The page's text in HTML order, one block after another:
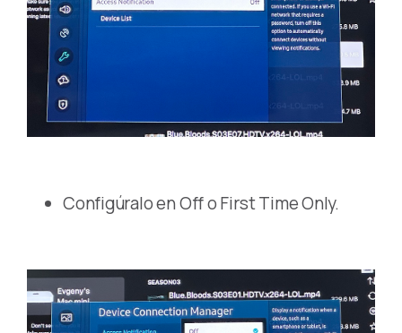
Configúralo en Off o First Time Only.